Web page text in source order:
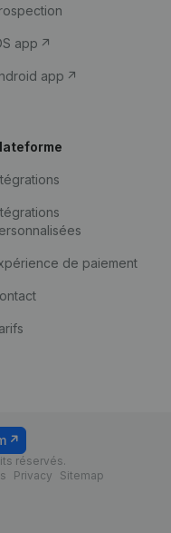
app
app
de paiement
réservés.
Privacy Sitemap